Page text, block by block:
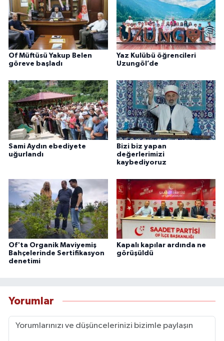
Of Müftüsü Yakup Belen
göreve başladı
Yaz Kulübü öğrencileri
Uzungöl’de
Sami Aydın ebediyete
uğurlandı
Bizi biz yapan
değerlerimizi
kaybediyoruz
Of'ta Organik Maviyemiş
Bahçelerinde Sertifikasyon
denetimi
Kapalı kapılar ardında ne
görüşüldü
Yorumlar